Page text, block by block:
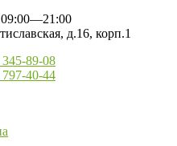
09:00—21:00
д.16, корп.1
89-08
40-44